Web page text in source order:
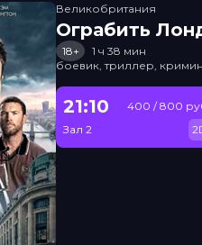
Великобритания
Ограбить
18+
1 ч 38 мин
боевик, триллер,
21:10
Зал 2
400 / 800